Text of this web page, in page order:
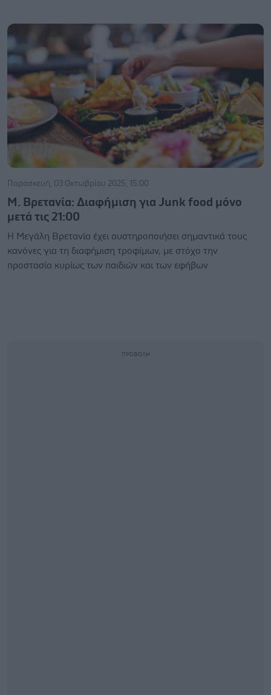
Παρασκευή, 03 Οκτωβρίου 2025, 15:00
Μ. Βρετανία: Διαφήμιση για Junk food μόνο
μετά τις 21:00
Η Μεγάλη Βρετανία έχει αυστηροποιήσει σημαντικά τους
κανόνες για τη διαφήμιση τροφίμων, με στόχο την
προστασία κυρίως των παιδιών και των εφήβων